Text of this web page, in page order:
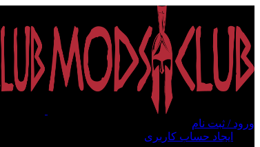
ورود / ثبت نام
ایجاد حساب کاربری